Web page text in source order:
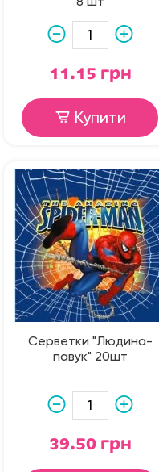
8 шт
11.15 грн
Купити
Серветки "Людина-
павук" 20шт
39.50 грн